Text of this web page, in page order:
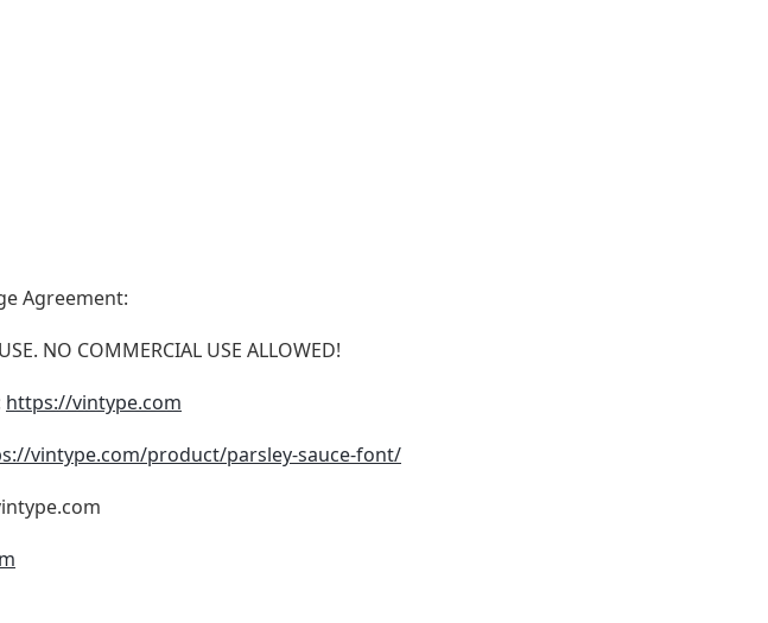
Agreement:
NO COMMERCIAL USE ALLOWED!
https://vintype.com
vintype.com/product/parsley-sauce-font/